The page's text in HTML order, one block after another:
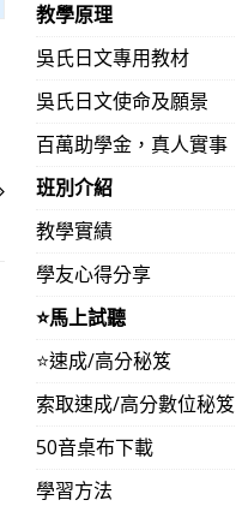
教學原理
吳氏日文專用教材
吳氏日文使命及願景
百萬助學金，真人實事
班別介紹
教學實績
學友心得分享
⭐️馬上試聽
⭐️速成/高分秘笈
索取速成/高分數位秘笈
50音桌布下載
學習方法